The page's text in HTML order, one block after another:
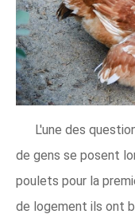
L'une des
de gens se posent
poulets pour la
de logement ils ont